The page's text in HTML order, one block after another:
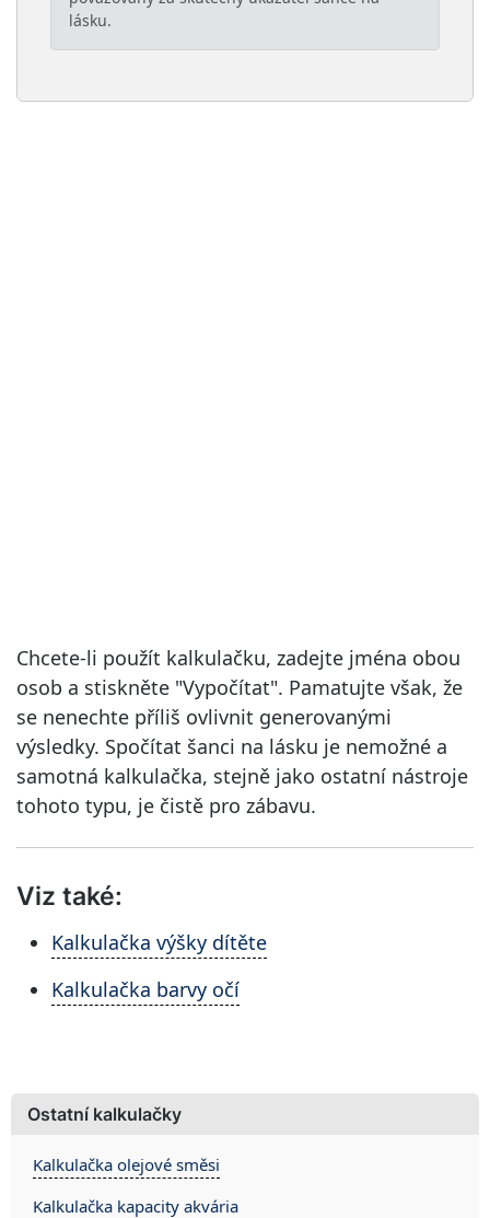
lásku.
Chcete-li použít kalkulačku, zadejte jména obou
osob a stiskněte "Vypočítat". Pamatujte však, že
se nenechte příliš ovlivnit generovanými
výsledky. Spočítat šanci na lásku je nemožné a
samotná kalkulačka, stejně jako ostatní nástroje
tohoto typu, je čistě pro zábavu.
Viz také:
Kalkulačka výšky dítěte
Kalkulačka barvy očí
Ostatní kalkulačky
Kalkulačka olejové směsi
Kalkulačka kapacity akvária